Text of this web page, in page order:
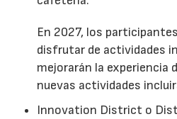
En 2027, los
disfrutar de actividades
mejorarán la experiencia
nuevas actividades
Innovation District o